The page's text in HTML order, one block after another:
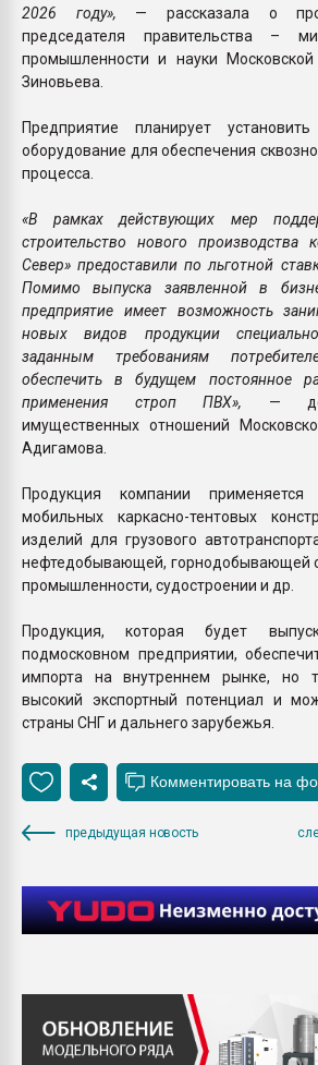
2026 году», — рассказала о
председателя правительства –
промышленности и науки Московской
Зиновьева.
Предприятие планирует
оборудование для обеспечения
процесса.
«В рамках действующих мер
строительство нового производства
Север» предоставили по льготной
Помимо выпуска заявленной в
предприятие имеет возможность
новых видов продукции
заданным требованиям
обеспечить в будущем постоянное
применения строп ПВХ», —
имущественных отношений
Адигамова.
Продукция компании применяется
мобильных каркасно-тентовых
изделий для грузового
нефтедобывающей, горнодобывающей
промышленности, судостроении и др.
Продукция, которая будет
подмосковном предприятии,
импорта на внутреннем рынке, но
высокий экспортный потенциал и
страны СНГ и дальнего зарубежья.
предыдущая новость